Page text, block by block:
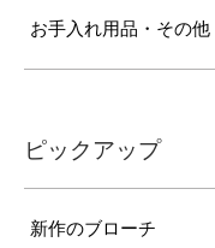
お手入れ用品・その他
ピックアップ
新作のブローチ